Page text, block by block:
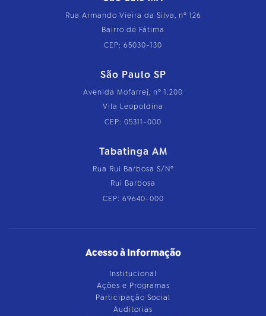
Rua Armando Vieira da Silva, nº 126
Bairro de Fátima
CEP: 65030-130
São Paulo SP
Avenida Mofarrej, nº 1.200
Vila Leopoldina
CEP: 05311-000
Tabatinga AM
Rua Rui Barbosa S/Nº
Rui Barbosa
CEP: 69640-000
Acesso à Informação
Institucional
Ações e Programas
Participação Social
Auditorias